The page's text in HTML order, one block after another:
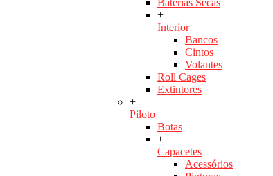
Baterias Secas
+
Interior
Bancos
Cintos
Volantes
Roll Cages
Extintores
+
Piloto
Botas
+
Capacetes
Acessórios